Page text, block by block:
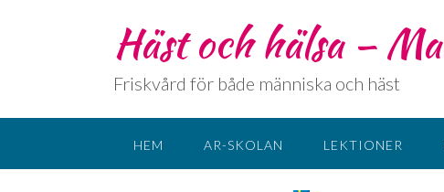
Häst och hälsa –
Friskvård för både människa och häst
HEM AR-SKOLAN LEKTIONER